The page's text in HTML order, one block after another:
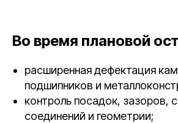
Во время плановой
расширенная дефектация
подшипников и
контроль посадок, зазоров,
соединений и геометрии;